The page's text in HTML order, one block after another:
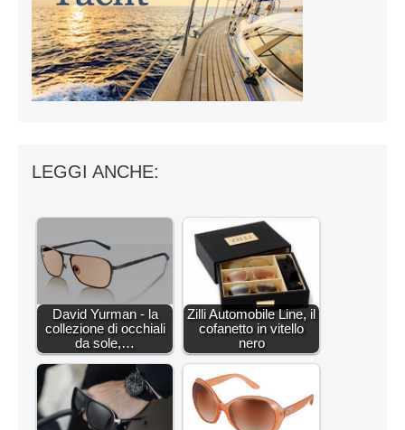
LEGGI ANCHE:
David Yurman - la
collezione di occhiali
da sole,…
Zilli Automobile Line, il
cofanetto in vitello
nero